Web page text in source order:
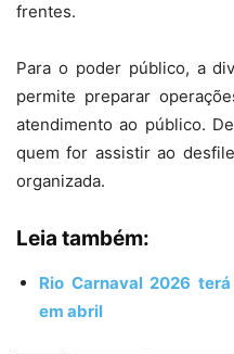
frentes.
Para o poder público, a
permite preparar
atendimento ao público.
quem for assistir ao
organizada.
Leia também:
Rio Carnaval 2026
em abril